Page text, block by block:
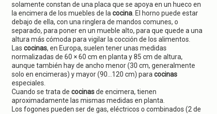
solamente constan de una placa que se apoya en un hueco en
la encimera de los muebles de la cocina . El horno puede estar
debajo de ella, con una ringlera de mandos comunes, o
separado, para poner en un mueble alto, para que quede a una
altura más cómoda para vigilar la cocción de los alimentos.
Las cocinas, en Europa, suelen tener unas medidas
normalizadas de 60 × 60 cm en planta y 85 cm de altura,
aunque también hay de ancho menor (30 cm, generalmente
solo en encimeras) y mayor (90...120 cm) para cocinas
especiales.
Cuando se trata de cocinasde encimera, tienen
aproximadamente las mismas medidas en planta.
Los fogones pueden ser de gas, eléctricos o combinados (2 de